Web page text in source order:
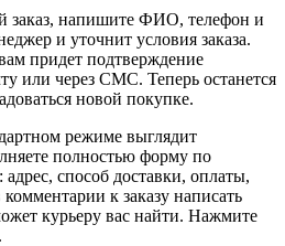
заказ, напишите ФИО, телефон и
и уточнит условия заказа.
придет подтверждение
или через СМС. Теперь останется
новой покупке.
режиме выглядит
полностью форму по
способ доставки, оплаты,
к заказу написать
курьеру вас найти. Нажмите